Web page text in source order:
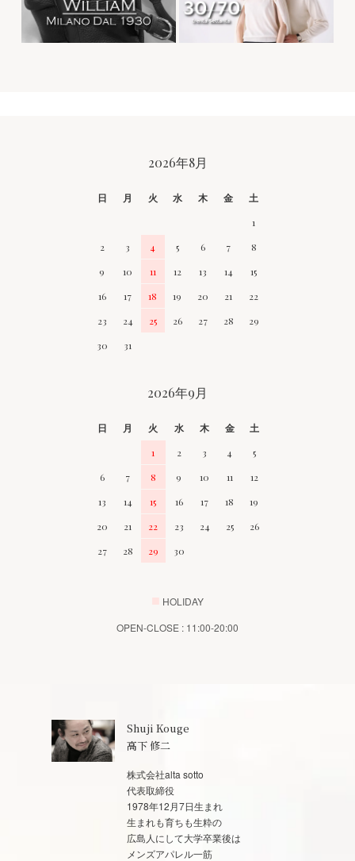
2026年8月
日 月 火 水 木 金
土
1
2
3 4 5 6 7
8
9
10 11 12 13 14
15
16
17 18 19 20 21
22
23
24 25 26 27 28
29
30
31
2026年9月
日 月 火 水 木 金
土
1
2 3 4
5
6
7 8 9 10 11
12
13
14 15 16 17 18
19
20
21 22 23 24 25
26
27
28 29 30
HOLIDAY
OPEN-CLOSE : 11:00-20:00
Shuji Kouge
高下 修二
株式会社alta sotto
代表取締役
1978年12月7日生まれ
生まれも育ちも生粋の
広島人にして大学卒業後は
メンズアパレル一筋